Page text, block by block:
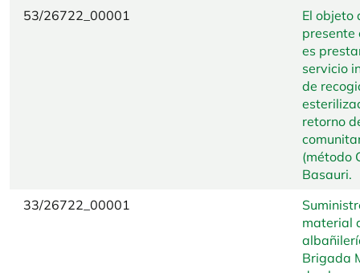
53/26722_00001
El objeto
presente
es
servicio
de
retorno
(método
Basauri.
33/26722_00001
material
Brigada